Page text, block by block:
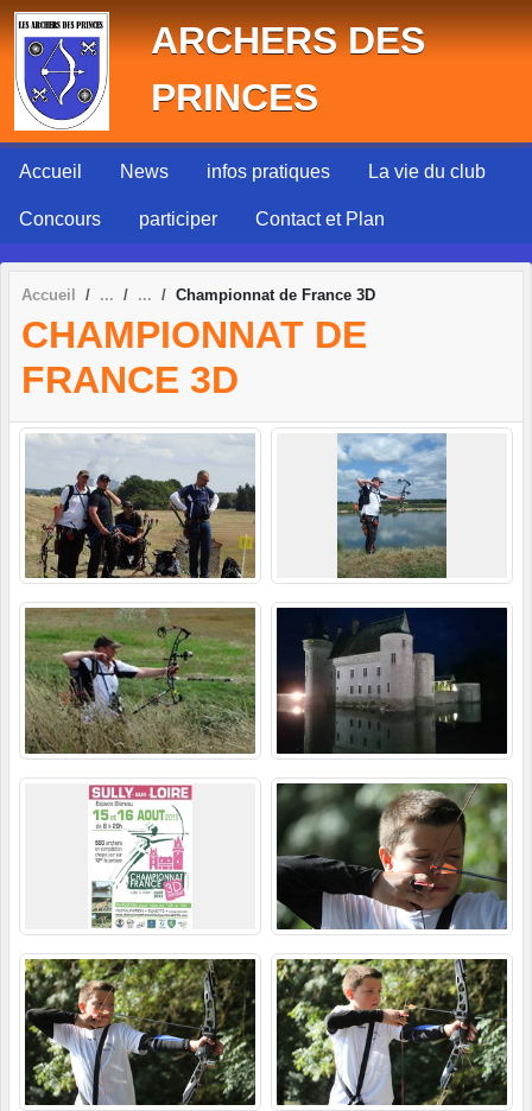
ARCHERS DES
PRINCES
Accueil News infos pratiques La vie du club
Concours participer Contact et Plan
Accueil Championnat de France 3D
CHAMPIONNAT DE
FRANCE 3D
Panneau de gestion des cookies